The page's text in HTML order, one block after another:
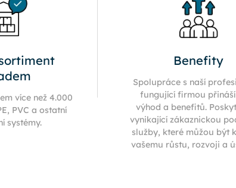
více než 4.000
PVC a ostatní
systémy.
Benefity
Spolupráce s naší
fungující firmou
výhod a benefitů.
vynikající zákaznickou
služby, které můžou být
vašemu růstu, rozvoji a